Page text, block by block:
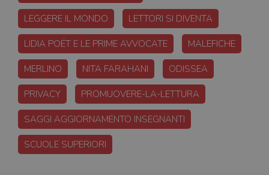
LEGGERE IL MONDO LETTORI SI DIVENTA
LIDIA POËT E LE PRIME AVVOCATE MALEFICHE
MERLINO NITA FARAHANI ODISSEA
PRIVACY PROMUOVERE-LA-LETTURA
SAGGI AGGIORNAMENTO INSEGNANTI
SCUOLE SUPERIORI